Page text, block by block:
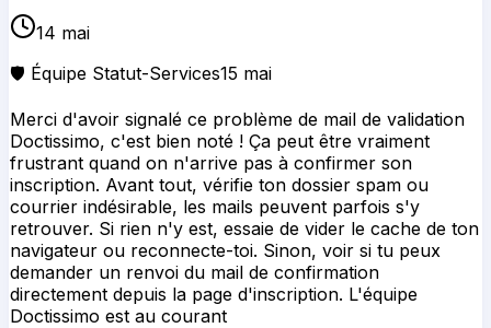
14 mai
🛡️ Équipe Statut-Services15 mai
Merci d'avoir signalé ce problème de mail de validation
Doctissimo, c'est bien noté ! Ça peut être vraiment
frustrant quand on n'arrive pas à confirmer son
inscription. Avant tout, vérifie ton dossier spam ou
courrier indésirable, les mails peuvent parfois s'y
retrouver. Si rien n'y est, essaie de vider le cache de ton
navigateur ou reconnecte-toi. Sinon, voir si tu peux
demander un renvoi du mail de confirmation
directement depuis la page d'inscription. L'équipe
Doctissimo est au courant